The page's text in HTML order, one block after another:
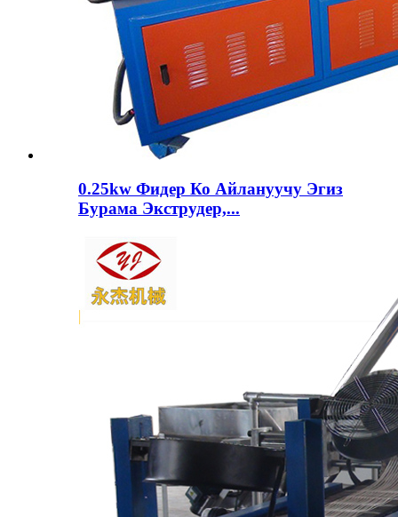
0.25kw Фидер Ко Айлануучу Эгиз
Бурама Экструдер,...